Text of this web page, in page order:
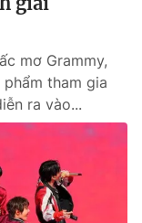
mơ Grammy,
tham gia
ra vào...